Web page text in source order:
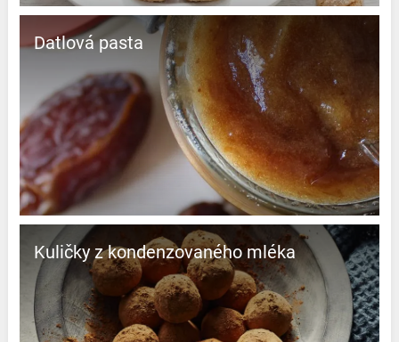
Datlová pasta
Kuličky z kondenzovaného mléka